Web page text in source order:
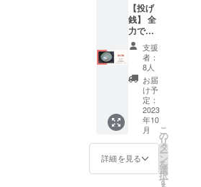
【投げ
銭】 全
力で感
謝の気
持ちを
お伝え
すると
とも
に、投
げ銭の
リター
ンを購
入いた
だいた
方のお
名前
支援
者：
8人
お届
け予
定：
2023
年10
月
詳細を見る
こ
の
リ
タ
ー
ン
を
選
択
す